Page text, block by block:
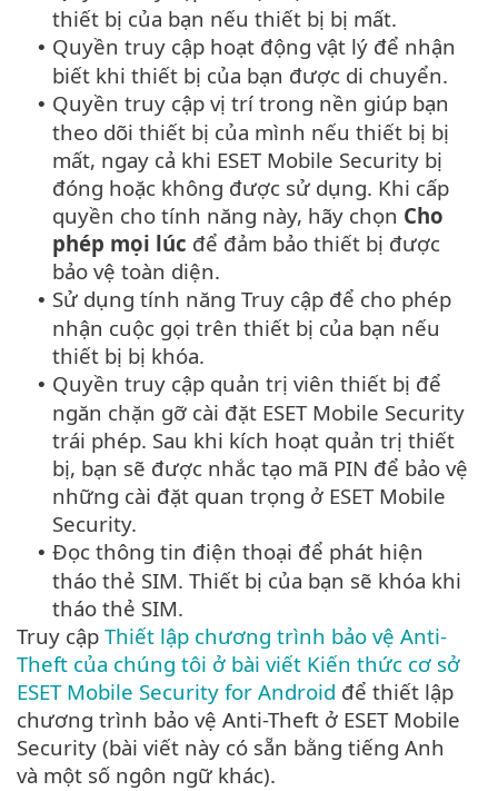
thiết bị của bạn nếu thiết bị bị mất.
• Quyền truy cập hoạt động vật lý để nhận
biết khi thiết bị của bạn được di chuyển.
• Quyền truy cập vị trí trong nền giúp bạn
theo dõi thiết bị của mình nếu thiết bị bị
mất, ngay cả khi ESET Mobile Security bị
đóng hoặc không được sử dụng. Khi cấp
quyền cho tính năng này, hãy chọn Cho
phép mọi lúc để đảm bảo thiết bị được
bảo vệ toàn diện.
• Sử dụng tính năng Truy cập để cho phép
nhận cuộc gọi trên thiết bị của bạn nếu
thiết bị bị khóa.
• Quyền truy cập quản trị viên thiết bị để
ngăn chặn gỡ cài đặt ESET Mobile Security
trái phép. Sau khi kích hoạt quản trị thiết
bị, bạn sẽ được nhắc tạo mã PIN để bảo vệ
những cài đặt quan trọng ở ESET Mobile
Security.
• Đọc thông tin điện thoại để phát hiện
tháo thẻ SIM. Thiết bị của bạn sẽ khóa khi
tháo thẻ SIM.
Truy cập Thiết lập chương trình bảo vệ Anti-
Theft của chúng tôi ở bài viết Kiến thức cơ sở
ESET Mobile Security for Android để thiết lập
chương trình bảo vệ Anti-Theft ở ESET Mobile
Security (bài viết này có sẵn bằng tiếng Anh
và một số ngôn ngữ khác).